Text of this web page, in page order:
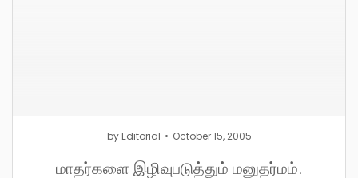
by Editorial October 15, 2005
மாதர்களை இழிவுபடுத்தும் மனுதர்மம்!